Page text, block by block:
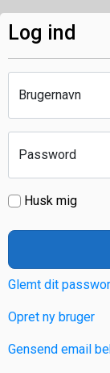
Log ind
Brugernavn
Password
Husk mig
Glemt dit
Opret ny bruger
Gensend email